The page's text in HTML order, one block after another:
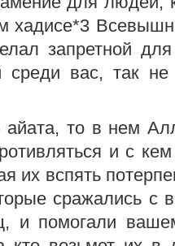
хадисе*3
запретной
среди вас, так
айата, то в нем
и с
их вспять
сражались с
и помогали